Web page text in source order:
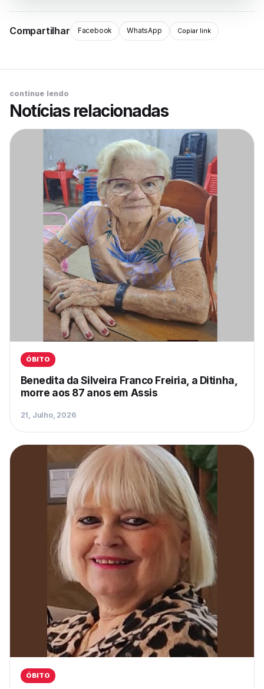
Compartilhar Facebook WhatsApp Copiar link
continue lendo
Notícias relacionadas
ÓBITO
Benedita da Silveira Franco Freiria, a Ditinha,
morre aos 87 anos em Assis
21, Julho, 2026
ÓBITO